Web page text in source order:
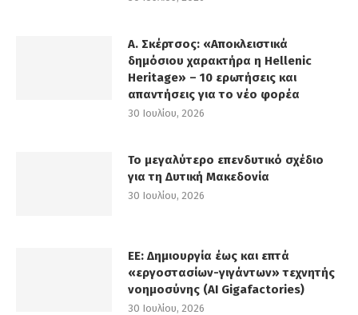
Α. Σκέρτσος: «Αποκλειστικά
δημόσιου χαρακτήρα η Hellenic
Heritage» – 10 ερωτήσεις και
απαντήσεις για το νέο φορέα
30 Ιουλίου, 2026
Το μεγαλύτερο επενδυτικό σχέδιο
για τη Δυτική Μακεδονία
30 Ιουλίου, 2026
ΕΕ: Δημιουργία έως και επτά
«εργοστασίων-γιγάντων» τεχνητής
νοημοσύνης (AI Gigafactories)
30 Ιουλίου, 2026